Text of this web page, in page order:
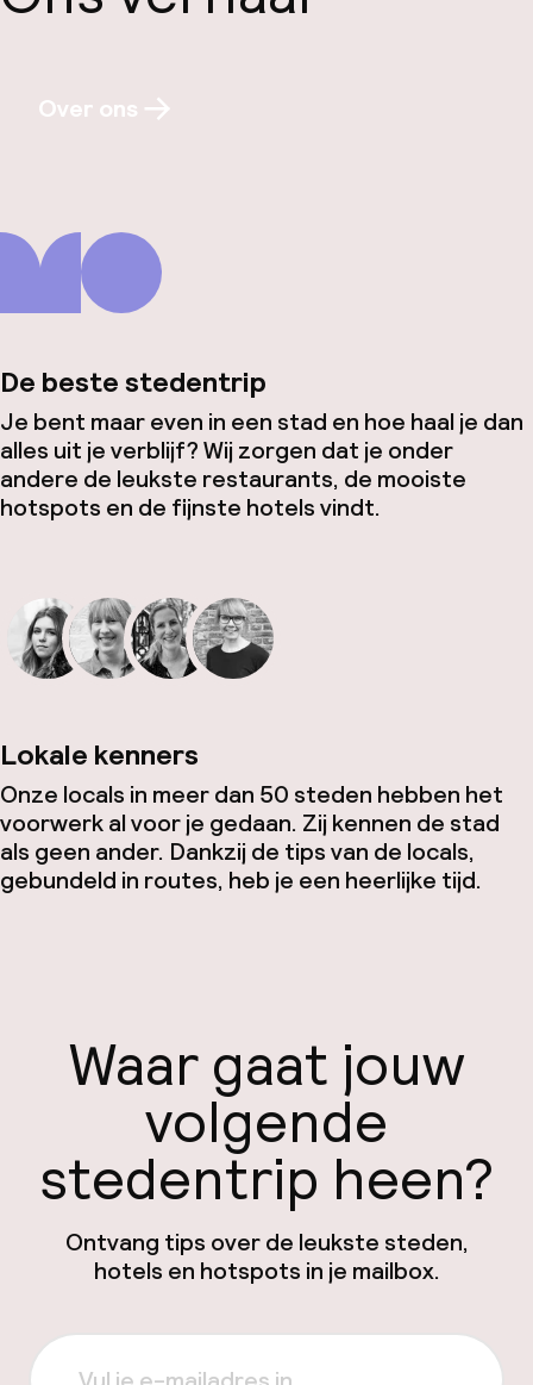
Over ons
De beste stedentrip
Je bent maar even in een stad en hoe haal je dan
alles uit je verblijf? Wij zorgen dat je onder
andere de leukste restaurants, de mooiste
hotspots en de fijnste hotels vindt.
Lokale kenners
Onze locals in meer dan 50 steden hebben het
voorwerk al voor je gedaan. Zij kennen de stad
als geen ander. Dankzij de tips van de locals,
gebundeld in routes, heb je een heerlijke tijd.
Waar gaat jouw
volgende
stedentrip heen?
Ontvang tips over de leukste steden,
hotels en hotspots in je mailbox.